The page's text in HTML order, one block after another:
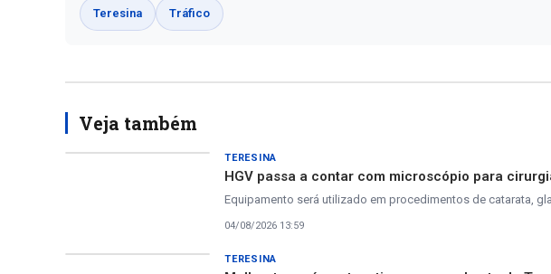
Teresina Tráfico
Veja também
TERESINA
HGV passa a contar com microscópio para
Equipamento será utilizado em procedimentos de catarata,
04/08/2026 13:59
TERESINA